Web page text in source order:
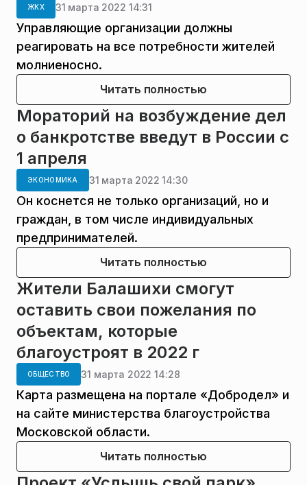
ЖКХ 31 марта 2022 14:31
Управляющие организации должны
реагировать на все потребности жителей
молниеносно.
Читать полностью
Мораторий на возбуждение дел
о банкротстве введут в России с
1 апреля
ЭКОНОМИКА 31 марта 2022 14:30
Он коснется не только организаций, но и
граждан, в том числе индивидуальных
предпринимателей.
Читать полностью
Жители Балашихи смогут
оставить свои пожелания по
объектам, которые
благоустроят в 2022 г
ОБЩЕСТВО 31 марта 2022 14:28
Карта размещена на портале «Добродел» и
на сайте министерства благоустройства
Московской области.
Читать полностью